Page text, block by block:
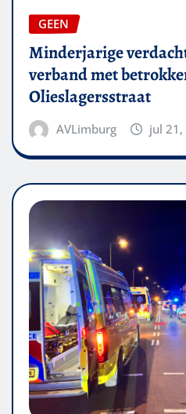
GEEN
Minderjarige
verband met
Olieslagersstraat
AVLimburg jul 21,